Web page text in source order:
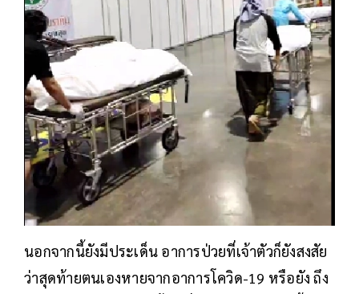
นอกจากนี้ยังมีประเด็น อาการป่วยที่เจ้าตัวก็ยังสงสัย
ว่าสุดท้ายตนเองหายจากอาการโควิด-19 หรือยัง ถึง